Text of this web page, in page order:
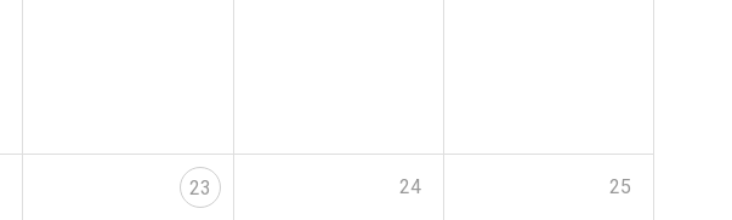
23 24 25